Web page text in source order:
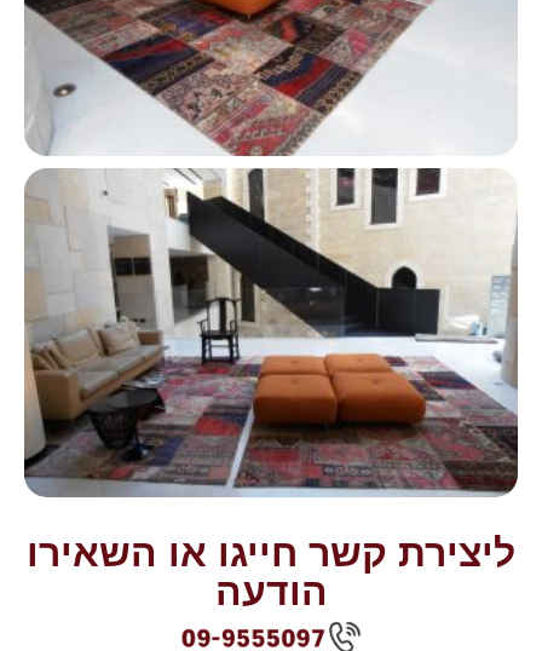
ליצירת קשר חייגו או השאירו
הודעה